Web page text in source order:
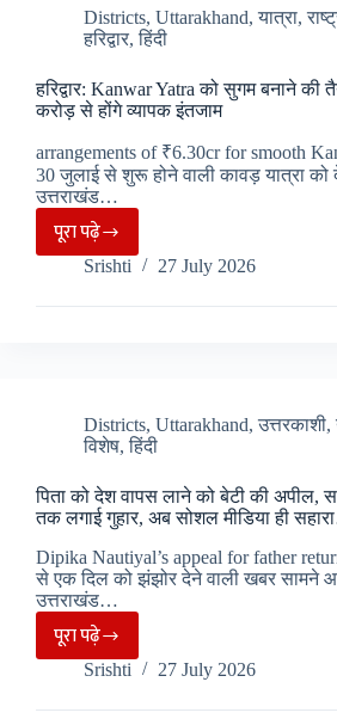
मशीनो
की
व्यवस्था…
भूसखलन
तो
कहीं
पुल
गड्ढे…
Districts, Uttarakhand,यात्रा,
हरिद्वार,हिंदी
हरिद्वार: Kanwar Yatra को सुगम बनाने की
करोड़ से होंगे व्यापक इंतजाम
arrangements of ₹6.30cr for smooth
30 जुलाई से शुरू होने वाली कावड़ यात्रा
उत्तराखंड…
पूरा पढ़ेहरिद्वार:
Kanwar
Yatra
की
तैयारी,
₹6.30
करोड़
से
होंगे
व्यापक
इंतजाम
Srishti 27 July 2026
Districts, Uttarakhand,उत्तरकाशी,
विशेष,हिंदी
पिता को देश वापस लाने को बेटी की अपील,
तक लगाई गुहार, अब सोशल मीडिया ही
Dipika Nautiyal’s appeal for father
से एक दिल को झंझोर देने वाली खबर सामने आ
उत्तराखंड…
पूरा पढ़ेपिता
को
देश
Srishti 27 July 2026